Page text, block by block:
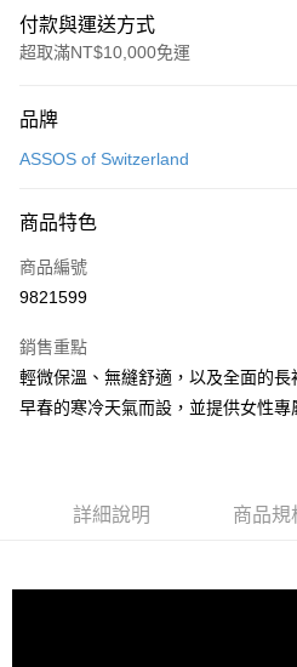
付款與運送方式
超取滿NT$10,000免運
信用卡一次付款
Apple Pay
ATM付款
全家取貨付款
每筆NT$90
7-11取貨付款
品牌
ASSOS of Switzerland
商品特色
商品編號
9821599
銷售重點
輕微保溫、無縫舒適，以及全面的
早春的寒冷天氣而設，並提供女性專
詳細說明 商品規